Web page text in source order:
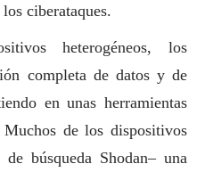
ciberataques.
heterogéneos, los
completa de datos y de
en unas herramientas
de los dispositivos
búsqueda Shodan– una